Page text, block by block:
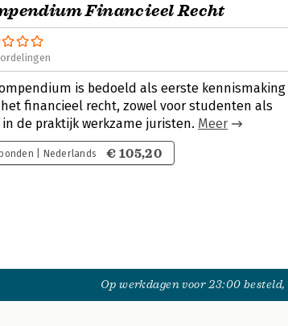
Financieel Recht
is bedoeld als eerste kennismaking
financieel recht, zowel voor studenten als
in de praktijk werkzame juristen. Meer
| Nederlands € 105,20
Op werkdagen voor 23:00